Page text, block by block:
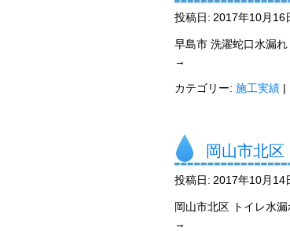
投稿日: 2017年10月16
早島市 洗濯蛇口水漏
→
カテゴリー: 施工実績 |
岡山市北
投稿日: 2017年10月14
岡山市北区 トイレ水
→